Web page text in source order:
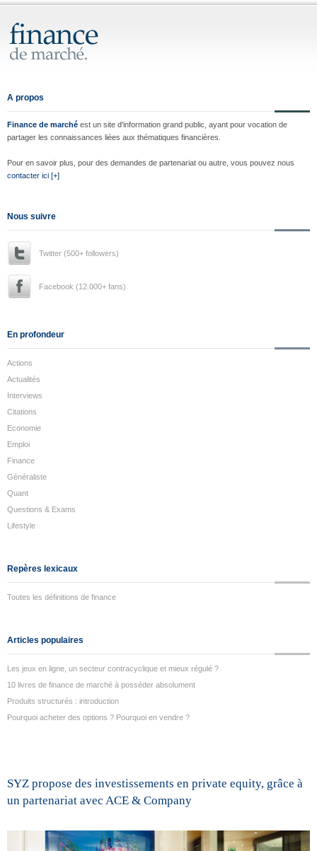
A propos
Finance de marché est un site d'information grand public, ayant pour vocation de
partager les connaissances liées aux thématiques financières.
Pour en savoir plus, pour des demandes de partenariat ou autre, vous pouvez nous
contacter ici [+]
Nous suivre
Twitter (500+ followers)
Facebook (12.000+ fans)
En profondeur
Actions
Actualités
Interviews
Citations
Economie
Emploi
Finance
Généraliste
Quant
Questions & Exams
Lifestyle
Repères lexicaux
Toutes les définitions de finance
Articles populaires
Les jeux en ligne, un secteur contracyclique et mieux régulé ?
10 livres de finance de marché à posséder absolument
Produits structurés : introduction
Pourquoi acheter des options ? Pourquoi en vendre ?
SYZ propose des investissements en private equity, grâce à
un partenariat avec ACE & Company